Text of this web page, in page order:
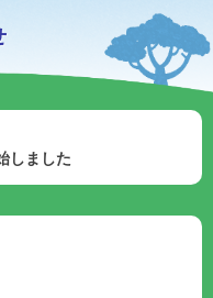
しました